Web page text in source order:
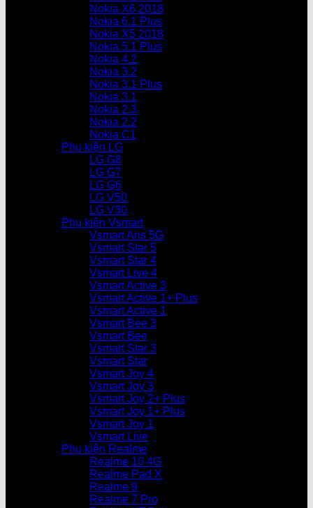
Nokia X6 2018
Nokia 6.1 Plus
Nokia X5 2018
Nokia 5.1 Plus
Nokia 4.2
Nokia 3.2
Nokia 3.1 Plus
Nokia 3.1
Nokia 2.3
Nokia 2.2
Nokia C1
Phụ kiện LG
LG G8
LG G7
LG G6
LG V50
LG V30
Phụ kiện Vsmart
Vsmart Aris 5G
Vsmart Star 5
Vsmart Star 4
Vsmart Live 4
Vsmart Active 3
Vsmart Active 1+ Plus
Vsmart Active 1
Vsmart Bee 3
Vsmart Bee
Vsmart Star 3
Vsmart Star
Vsmart Joy 4
Vsmart Joy 3
Vsmart Joy 2+ Plus
Vsmart Joy 1+ Plus
Vsmart Joy 1
Vsmart Live
Phụ kiện Realme
Realme 10 4G
Realme Pad X
Realme 9
Realme 7 Pro